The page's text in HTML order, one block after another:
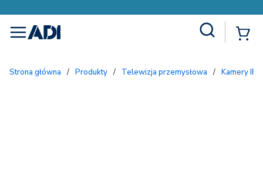
menu
Strona główna / Produkty / Telewizja przemysłowa / Kamery IP